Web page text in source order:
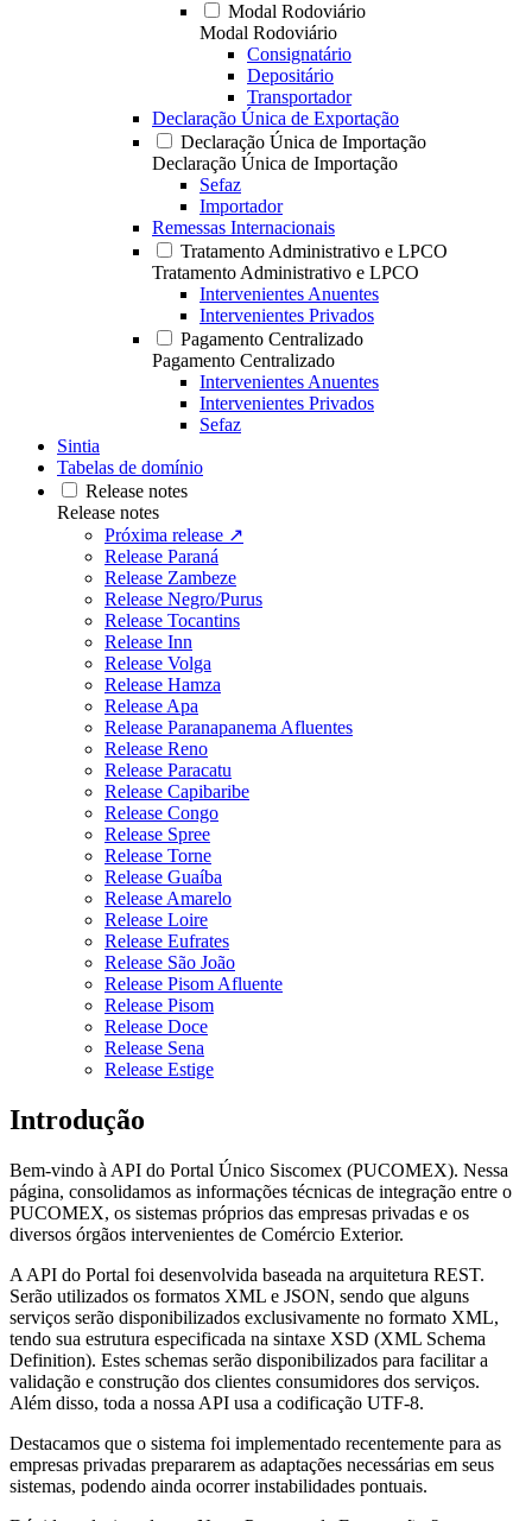
Modal Rodoviário
Modal Rodoviário
Consignatário
Depositário
Transportador
Declaração Única de Exportação
Declaração Única de Importação
Declaração Única de Importação
Sefaz
Importador
Remessas Internacionais
Tratamento Administrativo e LPCO
Tratamento Administrativo e LPCO
Intervenientes Anuentes
Intervenientes Privados
Pagamento Centralizado
Pagamento Centralizado
Intervenientes Anuentes
Intervenientes Privados
Sefaz
Sintia
Tabelas de domínio
Release notes
Release notes
Próxima release ↗
Release Paraná
Release Zambeze
Release Negro/Purus
Release Tocantins
Release Inn
Release Volga
Release Hamza
Release Apa
Release Paranapanema Afluentes
Release Reno
Release Paracatu
Release Capibaribe
Release Congo
Release Spree
Release Torne
Release Guaíba
Release Amarelo
Release Loire
Release Eufrates
Release São João
Release Pisom Afluente
Release Pisom
Release Doce
Release Sena
Release Estige
Introdução
Bem-vindo à API do Portal Único Siscomex (PUCOMEX). Nessa
página, consolidamos as informações técnicas de integração entre o
PUCOMEX, os sistemas próprios das empresas privadas e os
diversos órgãos intervenientes de Comércio Exterior.
A API do Portal foi desenvolvida baseada na arquitetura REST.
Serão utilizados os formatos XML e JSON, sendo que alguns
serviços serão disponibilizados exclusivamente no formato XML,
tendo sua estrutura especificada na sintaxe XSD (XML Schema
Definition). Estes schemas serão disponibilizados para facilitar a
validação e construção dos clientes consumidores dos serviços.
Além disso, toda a nossa API usa a codificação UTF-8.
Destacamos que o sistema foi implementado recentemente para as
empresas privadas prepararem as adaptações necessárias em seus
sistemas, podendo ainda ocorrer instabilidades pontuais.